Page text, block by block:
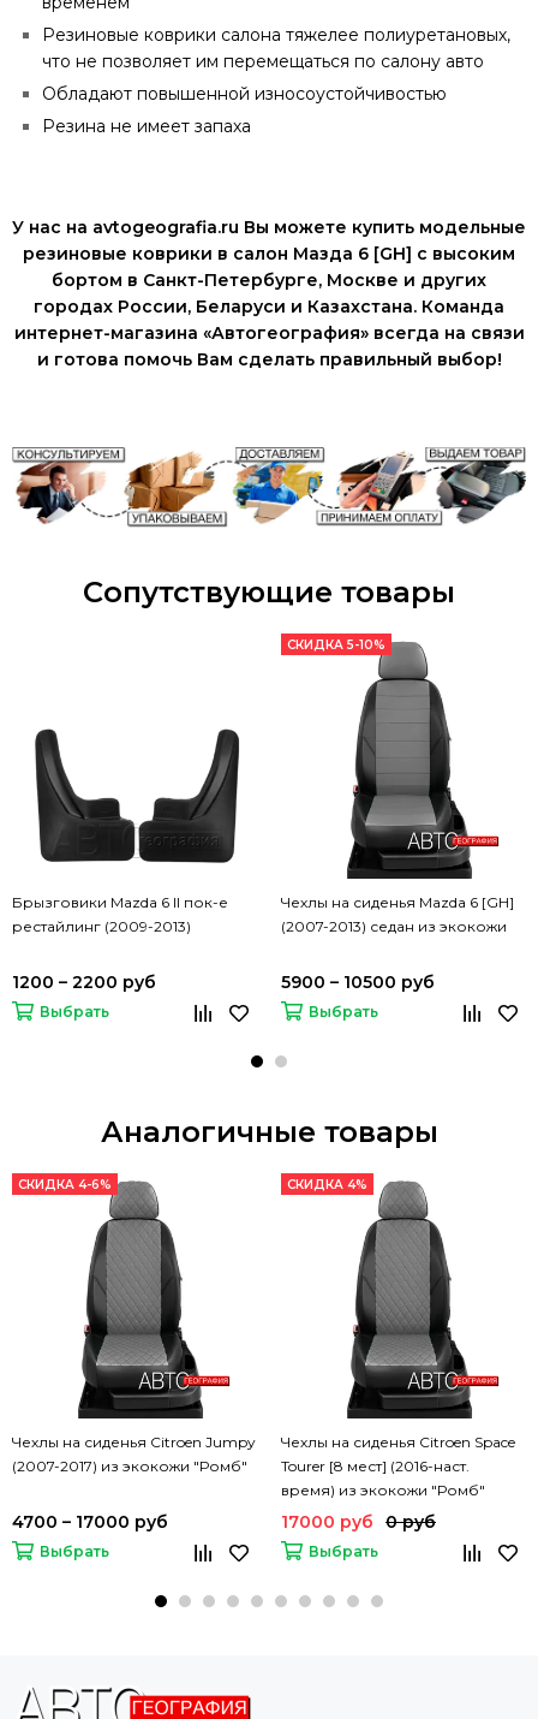
Резиновые коврики салона тяжелее полиуретановых,
что не позволяет им перемещаться по салону авто
Обладают повышенной износоустойчивостью
Резина не имеет запаха
У нас на avtogeografia.ru Вы можете купить модельные
резиновые коврики в салон Мазда 6 [GH] с высоким
бортом в Санкт-Петербурге, Москве и других
городах России, Беларуси и Казахстана. Команда
интернет-магазина «Автогеография» всегда на связи
и готова помочь Вам сделать правильный выбор!
Сопутствующие товары
Брызговики Mazda 6 II пок-е
рестайлинг (2009-2013)
1200 – 2200 руб
Выбрать
СКИДКА 5-10%
Чехлы на сиденья Mazda 6 [GH]
(2007-2013) седан из экокожи
5900 – 10500 руб
Выбрать
Аналогичные товары
СКИДКА 4-6%
Чехлы на сиденья Citroen Jumpy
(2007-2017) из экокожи "Ромб"
4700 – 17000 руб
Выбрать
СКИДКА 4%
Чехлы на сиденья Citroen Space
Tourer [8 мест] (2016-наст.
время) из экокожи "Ромб"
17000 руб 0 руб
Выбрать